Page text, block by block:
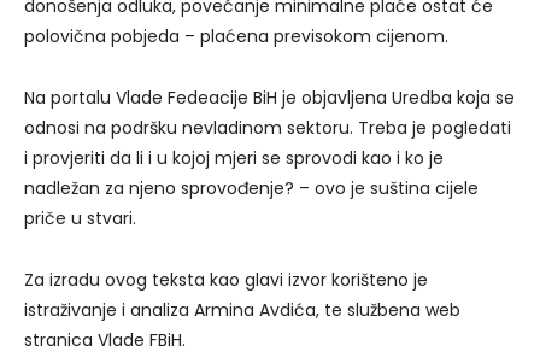
donošenja odluka, povećanje minimalne plaće ostat će
polovična pobjeda – plaćena previsokom cijenom.
Na portalu Vlade Fedeacije BiH je objavljena Uredba koja se
odnosi na podršku nevladinom sektoru. Treba je pogledati
i provjeriti da li i u kojoj mjeri se sprovodi kao i ko je
nadležan za njeno sprovođenje? – ovo je suština cijele
priče u stvari.
Za izradu ovog teksta kao glavi izvor korišteno je
istraživanje i analiza Armina Avdića, te službena web
stranica Vlade FBiH.